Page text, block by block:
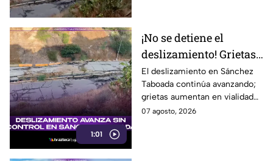
1:01
¡No se detiene el
deslizamiento! Grietas
en Sánchez Taboada
avanzan y aumentan
riesgo para viviendas
El deslizamiento en Sánchez
Taboada continúa avanzando;
grietas aumentan en vialidad
Erídano y elevan riesgo para
07 agosto, 2026